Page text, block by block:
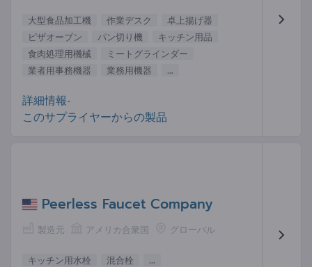
大型食品加工機 作業デスク
卓上揚げ器
ピザオーブン
パン切り機
キッチン用品
食肉処理用機械
ミートグラインダー
業者用事務機器
業務用機器 ...
詳細情報-
このサプライヤーからの製品
Peerless Faucet Company
製造元 アメリカ合衆国 グローバル
キッチン用水栓 混合栓 ...